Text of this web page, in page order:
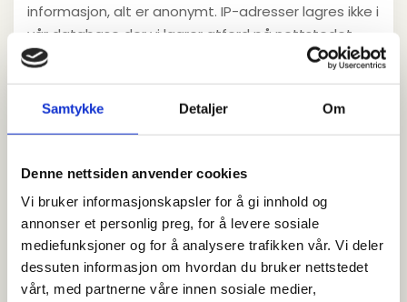
Samtykke Detaljer Om
Denne nettsiden anvender cookies
Vi bruker informasjonskapsler for å gi innhold og
annonser et personlig preg, for å levere sosiale
mediefunksjoner og for å analysere trafikken vår. Vi deler
dessuten informasjon om hvordan du bruker nettstedet
vårt, med partnerne våre innen sosiale medier,
informasjon, alt er anonymt. IP-adresser lagres ikke i
vår database der vi lagrer atferd på nettstedet,
derfor kan informasjon om deg som bruker aldri
kobles sammen med din identitet. Din IP-adresse
lagres av sikkerhetsmessige årsaker bare i de
Formål:
Utvikle og forbedre nettstedet gjennom å
forstå hvordan det anvendes.
Beregne og rapportere brukerantall og trafikk.